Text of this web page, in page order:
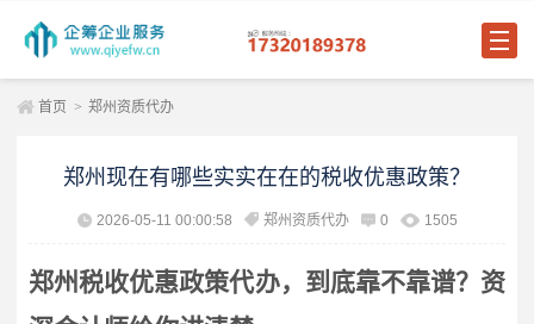
首页 > 郑州资质代办
郑州现在有哪些实实在在的税收优惠政策？
2026-05-11 00:00:58 郑州资质代办 0 1505
郑州税收优惠政策代办，到底靠不靠谱？资